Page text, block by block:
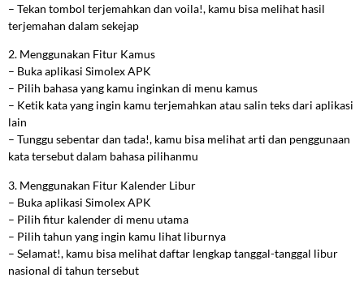
– Tekan tombol terjemahkan dan voila!, kamu bisa melihat hasil
terjemahan dalam sekejap
2. Menggunakan Fitur Kamus
– Buka aplikasi Simolex APK
– Pilih bahasa yang kamu inginkan di menu kamus
– Ketik kata yang ingin kamu terjemahkan atau salin teks dari aplikasi
lain
– Tunggu sebentar dan tada!, kamu bisa melihat arti dan penggunaan
kata tersebut dalam bahasa pilihanmu
3. Menggunakan Fitur Kalender Libur
– Buka aplikasi Simolex APK
– Pilih fitur kalender di menu utama
– Pilih tahun yang ingin kamu lihat liburnya
– Selamat!, kamu bisa melihat daftar lengkap tanggal-tanggal libur
nasional di tahun tersebut